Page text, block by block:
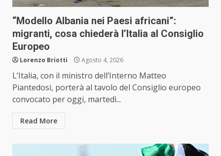
“Modello Albania nei Paesi africani”:
migranti, cosa chiederà l’Italia al Consiglio
Europeo
Lorenzo Briotti Agosto 4, 2026
L’Italia, con il ministro dell’Interno Matteo
Piantedosi, porterà al tavolo del Consiglio europeo
convocato per oggi, martedì...
Read More